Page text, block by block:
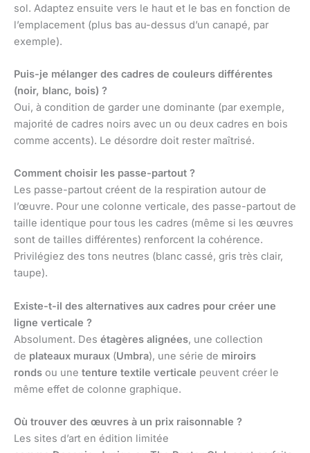
sol. Adaptez ensuite vers le haut et le bas en fonction de
l’emplacement (plus bas au-dessus d’un canapé, par
exemple).
Puis-je mélanger des cadres de couleurs différentes
(noir, blanc, bois) ?
Oui, à condition de garder une dominante (par exemple,
majorité de cadres noirs avec un ou deux cadres en bois
comme accents). Le désordre doit rester maîtrisé.
Comment choisir les passe-partout ?
Les passe-partout créent de la respiration autour de
l’œuvre. Pour une colonne verticale, des passe-partout de
taille identique pour tous les cadres (même si les œuvres
sont de tailles différentes) renforcent la cohérence.
Privilégiez des tons neutres (blanc cassé, gris très clair,
taupe).
Existe-t-il des alternatives aux cadres pour créer une
ligne verticale ?
Absolument. Des étagères alignées, une collection
de plateaux muraux (Umbra), une série de miroirs
ronds ou une tenture textile verticale peuvent créer le
même effet de colonne graphique.
Où trouver des œuvres à un prix raisonnable ?
Les sites d’art en édition limitée